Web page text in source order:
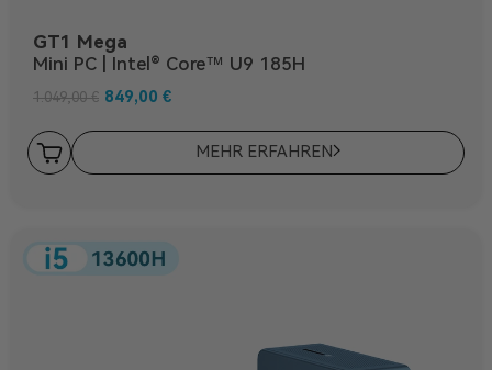
GT1 Mega
Mini PC | Intel® Core™ U9 185H
1.049,00€ 849,00 €
MEHR ERFAHREN